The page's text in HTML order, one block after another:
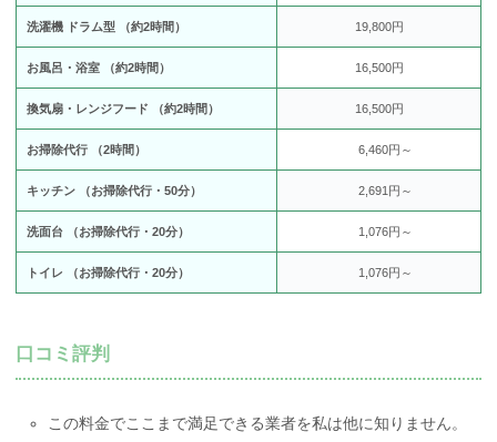
洗濯機 ドラム型 （約2時間） 19,800円
お風呂・浴室 （約2時間） 16,500円
換気扇・レンジフード （約2時間） 16,500円
お掃除代行 （2時間） 6,460円～
キッチン （お掃除代行・50分） 2,691円～
洗面台 （お掃除代行・20分） 1,076円～
トイレ （お掃除代行・20分） 1,076円～
口コミ評判
この料金でここまで満足できる業者を私は他に知りません。